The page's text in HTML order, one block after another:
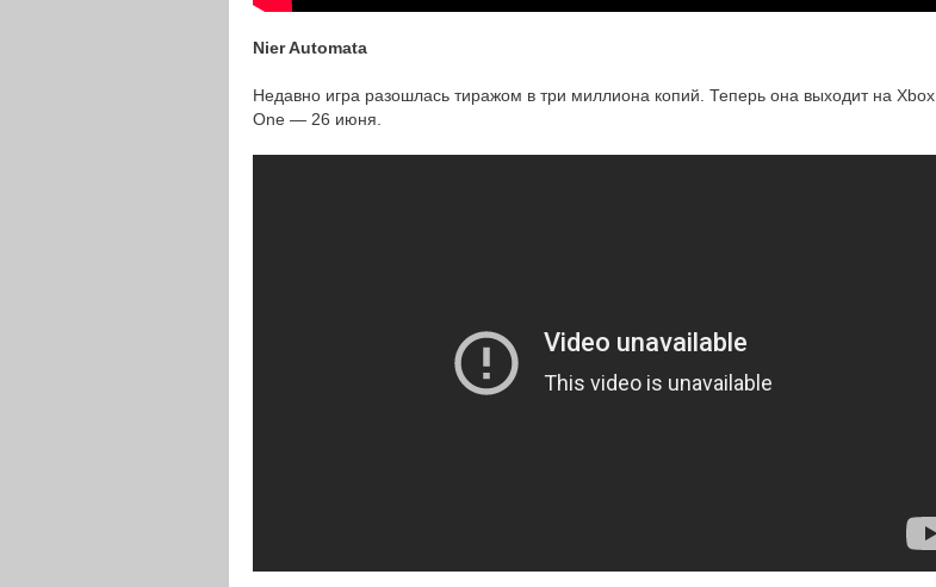
Nier Automata
Недавно игра разошлась тиражом в три миллиона копий. Теперь она выходит на Xbox
One — 26 июня.